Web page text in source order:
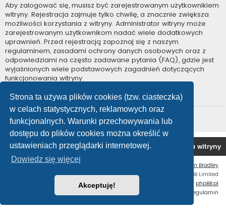
Strona ta używa plików cookies (tzw. ciasteczka)
w celach statystycznych, reklamowych oraz
funkcjonalnych. Warunki przechowywania lub
dostępu do plików cookies można określić w
ustawieniach przeglądarki internetowej.
Dowiedz się więcej
Akceptuję!
Aby zalogować się, musisz być zarejestrowanym użytkownikiem
witryny. Rejestracja zajmuje tylko chwilę, a znacznie zwiększa
możliwości korzystania z witryny. Administrator witryny może
zarejestrowanym użytkownikom nadać wiele dodatkowych
uprawnień. Przed rejestracją zapoznaj się z naszym
regulaminem, zasadami ochrony danych osobowych oraz z
odpowiedziami na często zadawane pytania (FAQ), gdzie jest
wyjaśnionych wiele podstawowych zagadnień dotyczących
funkcjonowania witryny.
Regulamin |Zasady ochrony danych osobowych
Zarejestruj się
Forum OC PL Strona główna Usuń ciasteczka witryny
Ian Bradley
Technologię dostarczaphpBB® Forum Software © phpBB Limited
Polski pakiet językowy dostarcza phpBB.pl
Zasady ochrony danych osobowych
Regulamin